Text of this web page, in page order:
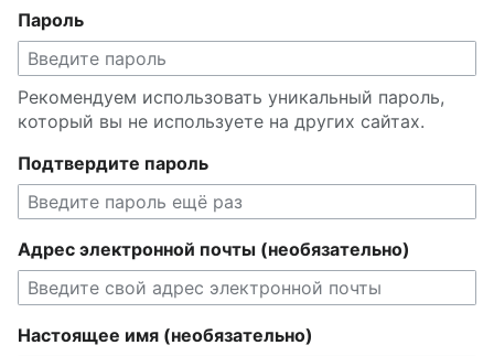
Пароль
Рекомендуем использовать уникальный пароль,
который вы не используете на других сайтах.
Подтвердите пароль
Адрес электронной почты (необязательно)
Настоящее имя (необязательно)